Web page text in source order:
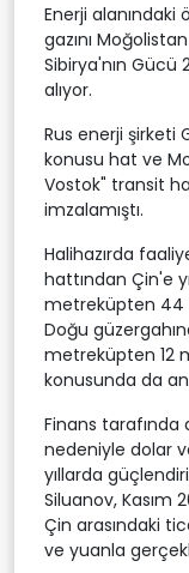
Enerji alanındaki
gazını
Sibirya'nın Gücü
alıyor.
Rus enerji şirketi
konusu hat ve
Vostok" transit
imzalamıştı.
Halihazırda
hattından Çin'e
metreküpten 44
Doğu
metreküpten 12
konusunda da
Finans tarafında
nedeniyle dolar
yıllarda
Siluanov, Kasım
Çin arasındaki
ve yuanla